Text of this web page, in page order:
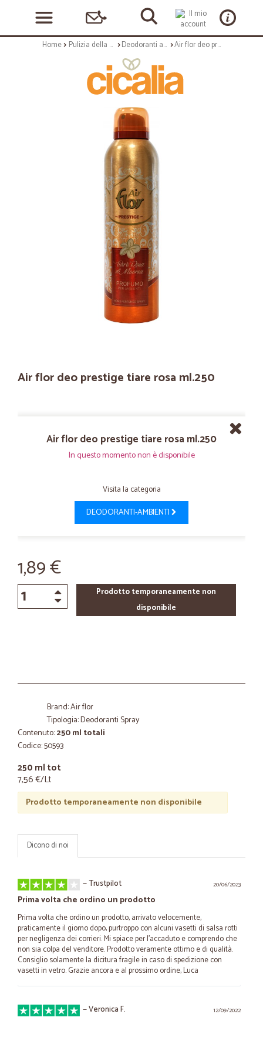
Home Pulizia della casa Deodoranti ambienti Air flor deo prestige tiare rosa ml.250
Air flor deo prestige tiare rosa ml.250
Air flor deo prestige tiare rosa ml.250
In questo momento non è disponibile
Visita la categoria
DEODORANTI-AMBIENTI
1,89 €
Prodotto temporaneamente non
disponibile
Brand: Air flor
Tipologia: Deodoranti Spray
Contenuto:250 ml totali
Codice: 50593
250 ml tot
7,56 €/Lt
Prodotto temporaneamente non disponibile
Dicono di noi
20/06/2023
—Trustpilot
Prima volta che ordino un prodotto
Prima volta che ordino un prodotto, arrivato velocemente,
praticamente il giorno dopo, purtroppo con alcuni vasetti di salsa rotti
per negligenza dei corrieri. Mi spiace per l'accaduto e comprendo che
non sia colpa del venditore. Prodotto veramente ottimo e di qualità.
Consiglio solamente la dicitura fragile in caso di spedizione con
vasetti in vetro. Grazie ancora e al prossimo ordine, Luca
12/09/2022
—Veronica F.